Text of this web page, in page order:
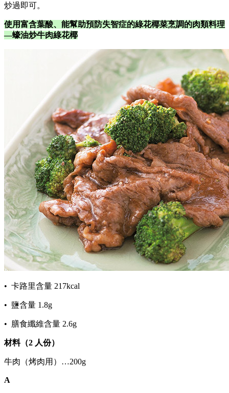
炒過即可。
使用富含葉酸、能幫助預防失智症的綠花椰菜烹調的肉類料理
—蠔油炒牛肉綠花椰
• 卡路里含量 217kcal
• 鹽含量 1.8g
• 膳食纖維含量 2.6g
材料（2 人份）
牛肉（烤肉用）…200g
A